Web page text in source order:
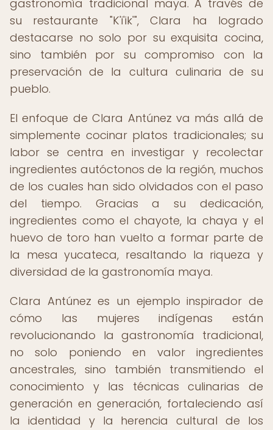
gastronomía tradicional maya. A través de
su restaurante "K'i'ik'", Clara ha logrado
destacarse no solo por su exquisita cocina,
sino también por su compromiso con la
preservación de la cultura culinaria de su
pueblo.
El enfoque de Clara Antúnez va más allá de
simplemente cocinar platos tradicionales; su
labor se centra en investigar y recolectar
ingredientes autóctonos de la región, muchos
de los cuales han sido olvidados con el paso
del tiempo. Gracias a su dedicación,
ingredientes como el chayote, la chaya y el
huevo de toro han vuelto a formar parte de
la mesa yucateca, resaltando la riqueza y
diversidad de la gastronomía maya.
Clara Antúnez es un ejemplo inspirador de
cómo las mujeres indígenas están
revolucionando la gastronomía tradicional,
no solo poniendo en valor ingredientes
ancestrales, sino también transmitiendo el
conocimiento y las técnicas culinarias de
generación en generación, fortaleciendo así
la identidad y la herencia cultural de los